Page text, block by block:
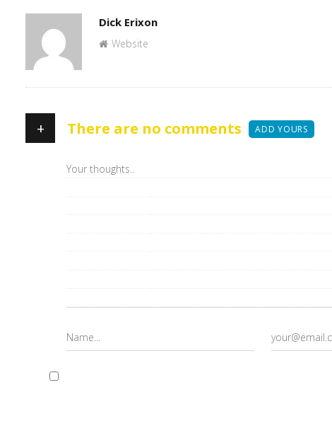
Author
Dick Erixon
Website
+ There are no comments ADD YOURS